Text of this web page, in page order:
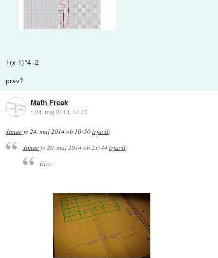
1(x-1)^4+2
prav?
Math Freak
::24. maj 2014, 14:40
Janac je24. maj 2014 ob 10:50izjavil:
Janacje20. maj 2014 ob 21:44izjavil:
Evo: